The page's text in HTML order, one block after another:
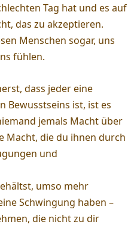
Tag hat und es auf
das zu akzeptieren.
Menschen sogar, uns
fühlen.
dass jeder eine
Bewusstseins ist, ist es
jemals Macht über
Macht, die du ihnen durch
und
umso mehr
Schwingung haben –
die nicht zu dir